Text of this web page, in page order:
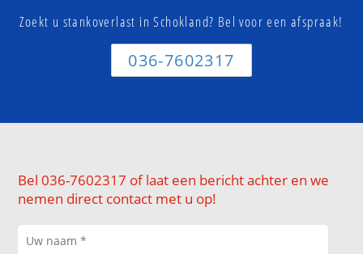
Zoekt u stankoverlast in Schokland? Bel voor een afspraak!
036-7602317
Bel 036-7602317 of laat een bericht achter en we
nemen direct contact met u op!